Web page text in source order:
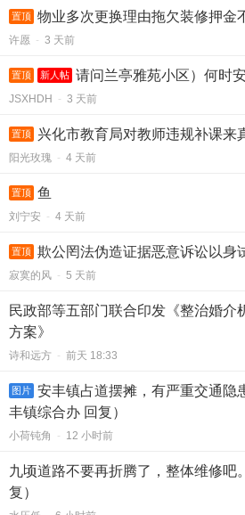
置顶 物业多次更换理由拖欠装修押金
许愿 - 3 天前
置顶 新人帖 请问兰亭雅苑小区）何时
JSXHDH - 3 天前
置顶 兴化市教育局对教师违规补课来
阳光玫瑰 - 4 天前
置顶 鱼
刘宁安 - 4 天前
置顶 欺公罔法伪造证据恶意诉讼以身
寂寞的风 - 5 天前
民政部等五部门联合印发《整治婚介
方案》
诗和远方 - 前天 18:33
图片 安丰镇占道摆摊，有严重交通隐
丰镇综合办 回复）
小荷钝角 - 12 小时前
九顷道路不要再折腾了，整体维修吧
复）